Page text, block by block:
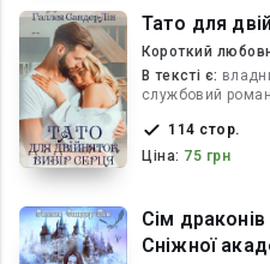
Тато для
Короткий
В текcті є:
службовий роман
114 стор.
Ціна: 75 грн
Сім
Сніжної